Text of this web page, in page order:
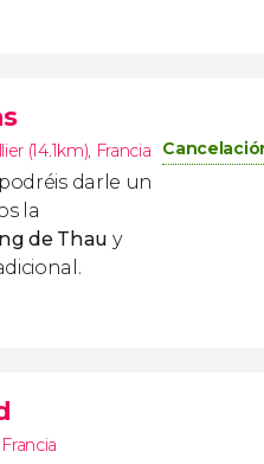
(14.1km), Francia
podréis darle un
la
de Thau y
Francia